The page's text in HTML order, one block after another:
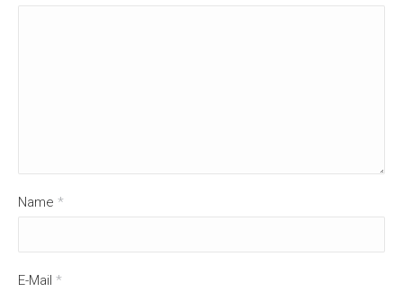
Name *
E-Mail *